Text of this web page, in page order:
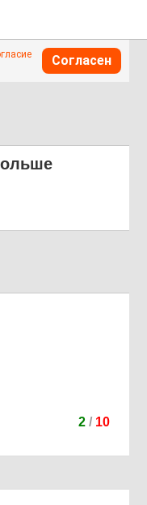
Согласен
2 / 10